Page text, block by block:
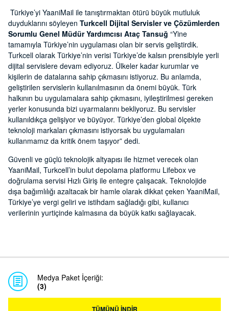
Türkiye’yi YaaniMail ile tanıştırmaktan ötürü büyük mutluluk
duyduklarını söyleyen Turkcell Dijital Servisler ve Çözümlerden
Sorumlu Genel Müdür Yardımcısı Ataç Tansuğ “Yine
tamamıyla Türkiye’nin uygulaması olan bir servis geliştirdik.
Turkcell olarak Türkiye’nin verisi Türkiye’de kalsın prensibiyle yerli
dijital servislere devam ediyoruz. Ülkeler kadar kurumlar ve
kişilerin de datalarına sahip çıkmasını istiyoruz. Bu anlamda,
geliştirilen servislerin kullanılmasının da önemi büyük. Türk
halkının bu uygulamalara sahip çıkmasını, iyileştirilmesi gereken
yerler konusunda bizi uyarmalarını bekliyoruz. Bu servisler
kullanıldıkça gelişiyor ve büyüyor. Türkiye’den global ölçekte
teknoloji markaları çıkmasını istiyorsak bu uygulamaları
kullanmamız da kritik önem taşıyor” dedi.
Güvenli ve güçlü teknolojik altyapısı ile hizmet verecek olan
YaaniMail, Turkcell’in bulut depolama platformu Lifebox ve
doğrulama servisi Hızlı Giriş ile entegre çalışacak. Teknolojide
dışa bağımlılığı azaltacak bir hamle olarak dikkat çeken YaaniMail,
Türkiye’ye vergi geliri ve istihdam sağladığı gibi, kullanıcı
verilerinin yurtiçinde kalmasına da büyük katkı sağlayacak.
Medya Paket İçeriği:
(3)
TÜMÜNÜ İNDİR